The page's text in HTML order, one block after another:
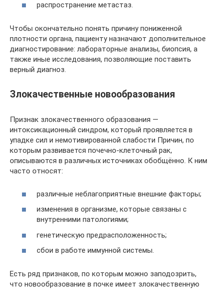
распространение метастаз.
Чтобы окончательно понять причину пониженной
плотности органа, пациенту назначают дополнительное
диагностирование: лабораторные анализы, биопсия, а
также иные исследования, позволяющие поставить
верный диагноз.
Злокачественные новообразования
Признак злокачественного образования —
интоксикационный синдром, который проявляется в
упадке сил и немотивированной слабости Причин, по
которым развивается почечно-клеточный рак,
описываются в различных источниках обобщённо. К ним
часто относят:
различные неблагоприятные внешние факторы;
изменения в организме, которые связаны с
внутренними патологиями;
генетическую предрасположенность;
сбои в работе иммунной системы.
Есть ряд признаков, по которым можно заподозрить,
что новообразование в почке имеет злокачественную